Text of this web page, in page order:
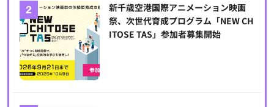
新千歳空港国際アニメーション映画
祭、次世代育成プログラム「NEW CH
ITOSE TAS」参加者募集開始